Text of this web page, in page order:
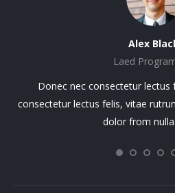
Alex
Laed
Donec nec consectetur lectus
consectetur lectus felis, vitae
dolor from